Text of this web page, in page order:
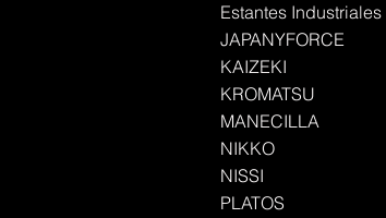
Estantes Industriales
JAPANYFORCE
KAIZEKI
KROMATSU
MANECILLA
NIKKO
NISSI
PLATOS